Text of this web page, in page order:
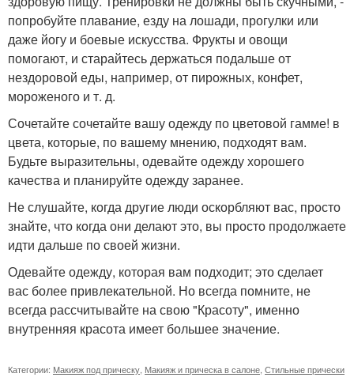
попробуйте плавание, езду на лошади, прогулки или
даже йогу и боевые искусства. Фрукты и овощи
помогают, и старайтесь держаться подальше от
нездоровой еды, например, от пирожных, конфет,
мороженого и т. д.
Сочетайте сочетайте вашу одежду по цветовой гамме! в
цвета, которые, по вашему мнению, подходят вам.
Будьте выразительны, одевайте одежду хорошего
качества и планируйте одежду заранее.
Не слушайте, когда другие люди оскорбляют вас, просто
знайте, что когда они делают это, вы просто продолжаете
идти дальше по своей жизни.
Одевайте одежду, которая вам подходит; это сделает
вас более привлекательной. Но всегда помните, не
всегда рассчитывайте на свою "Красоту", именно
внутренняя красота имеет большее значение.
Категории: Макияж под прическу Макияж и прическа в салоне Стильные прически